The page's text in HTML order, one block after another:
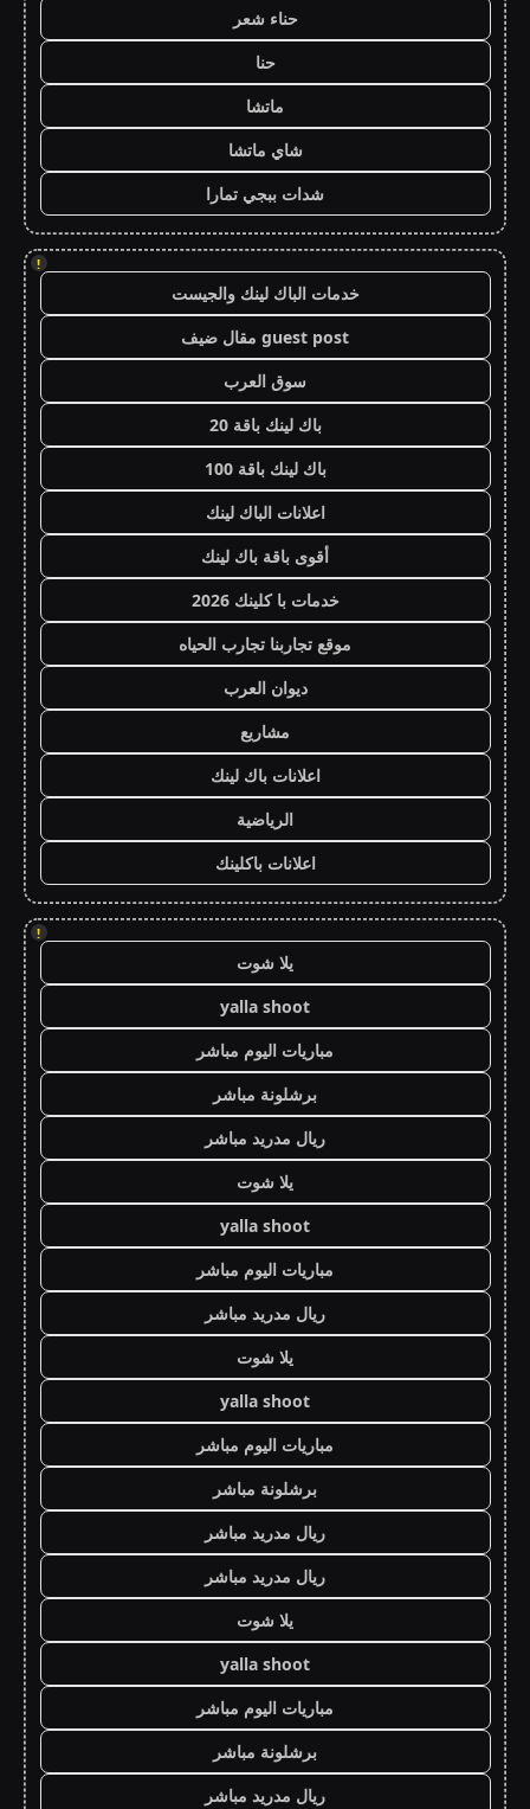
حناء شعر
حنا
ماتشا
شاي ماتشا
شدات ببجي تمارا
!
خدمات الباك لينك والجيست
guest post مقال ضيف
سوق العرب
باك لينك باقة 20
باك لينك باقة 100
اعلانات الباك لينك
أقوى باقة باك لينك
خدمات با كلينك 2026
موقع تجاربنا تجارب الحياه
ديوان العرب
مشاريع
اعلانات باك لينك
الرياضية
اعلانات باكلينك
!
يلا شوت
yalla shoot
مباريات اليوم مباشر
برشلونة مباشر
ريال مدريد مباشر
يلا شوت
yalla shoot
مباريات اليوم مباشر
ريال مدريد مباشر
يلا شوت
yalla shoot
مباريات اليوم مباشر
برشلونة مباشر
ريال مدريد مباشر
ريال مدريد مباشر
يلا شوت
yalla shoot
مباريات اليوم مباشر
برشلونة مباشر
ريال مدريد مباشر